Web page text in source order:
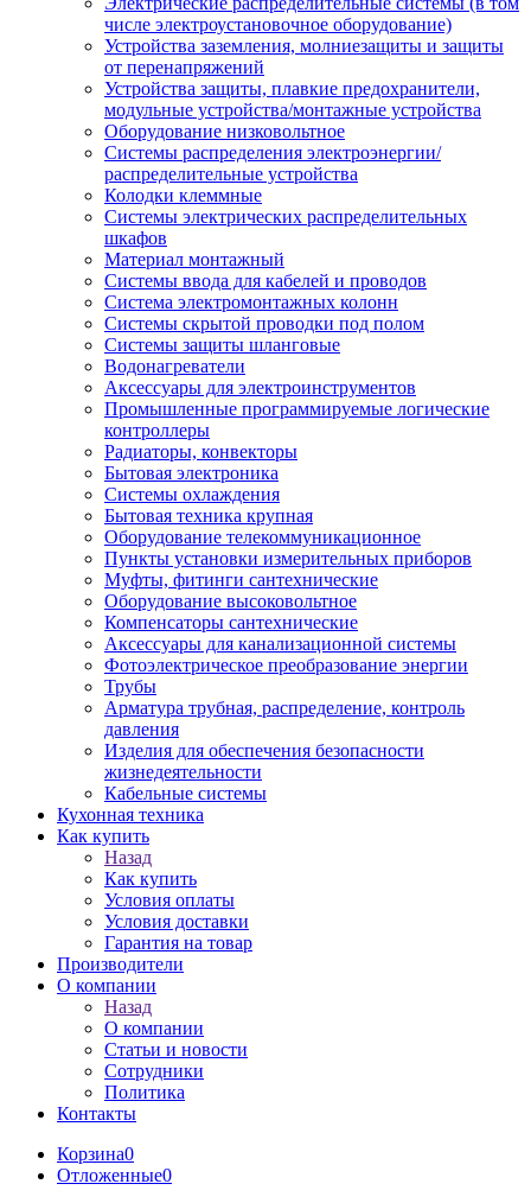
числе электроустановочное оборудование)
Устройства заземления, молниезащиты и защиты
от перенапряжений
Устройства защиты, плавкие предохранители,
модульные устройства/монтажные устройства
Оборудование низковольтное
Системы распределения электроэнергии/
распределительные устройства
Колодки клеммные
Системы электрических распределительных
шкафов
Материал монтажный
Системы ввода для кабелей и проводов
Система электромонтажных колонн
Системы скрытой проводки под полом
Системы защиты шланговые
Водонагреватели
Аксессуары для электроинструментов
Промышленные программируемые логические
контроллеры
Радиаторы, конвекторы
Бытовая электроника
Системы охлаждения
Бытовая техника крупная
Оборудование телекоммуникационное
Пункты установки измерительных приборов
Муфты, фитинги сантехнические
Оборудование высоковольтное
Компенсаторы сантехнические
Аксессуары для канализационной системы
Фотоэлектрическое преобразование энергии
Трубы
Арматура трубная, распределение, контроль
давления
Изделия для обеспечения безопасности
жизнедеятельности
Кабельные системы
Кухонная техника
Как купить
Назад
Как купить
Условия оплаты
Условия доставки
Гарантия на товар
Производители
О компании
Назад
О компании
Статьи и новости
Сотрудники
Политика
Контакты
Корзина0
Отложенные0